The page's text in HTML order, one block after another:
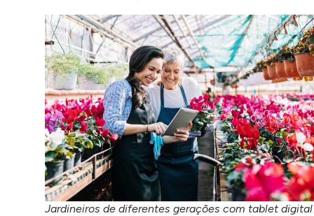
Jardineiros de diferentes gerações com tablet digital